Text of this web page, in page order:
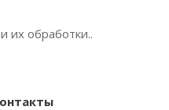
их обработки..